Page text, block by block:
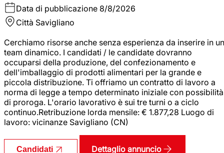
Data di pubblicazione 8/8/2026
Città Savigliano
Cerchiamo risorse anche senza esperienza da inserire in un
team dinamico. I candidati / le candidate dovranno
occuparsi della produzione, del confezionamento e
dell'imballaggio di prodotti alimentari per la grande e
piccola distribuzione. Ti offriamo un contratto di lavoro a
norma di legge a tempo determinato iniziale con possibilità
di proroga. L'orario lavorativo è sui tre turni o a ciclo
continuo.Retribuzione lorda mensile: € 1.877,28 Luogo di
lavoro: vicinanze Savigliano (CN)
Candidati Dettaglio annuncio